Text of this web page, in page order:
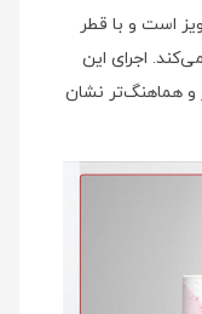
است و با قطر
کامل می‌کند. اجرای این
و هماهنگ‌تر نشان